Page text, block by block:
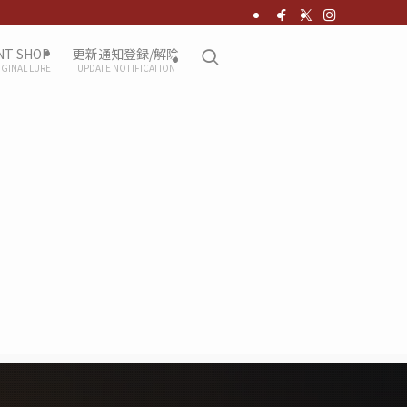
SHOP
LURE
更新通知登録/解除
UPDATE NOTIFICATION